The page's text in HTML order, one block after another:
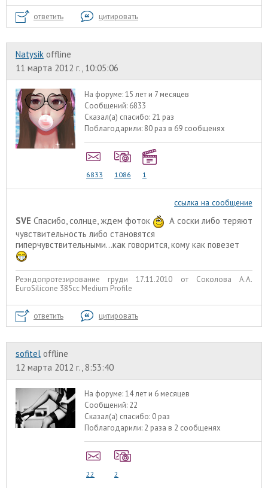
ответить цитировать
Natysik offline
11 марта 2012 г., 10:05:06
На форуме:15 лет и 7 месяцев
Сообщений: 6833
Сказал(а) спасибо: 21 раз
Поблагодарили: 80 раз в 69 сообщенях
6833 1086 1
ссылка на сообщение
SVE Спасибо, солнце, ждем фоток
А соски либо теряют
чувствительность либо становятся
гиперчувствительными...как говорится, кому как повезет
Реэндопротезирование груди 17.11.2010 от Соколова А.А.
EuroSilicone 385сс Medium Profile
ответить цитировать
sofitel offline
12 марта 2012 г., 8:53:40
На форуме:14 лет и 6 месяцев
Сообщений: 22
Сказал(а) спасибо: 0 раз
Поблагодарили: 2 раза в 2 сообщенях
22 2